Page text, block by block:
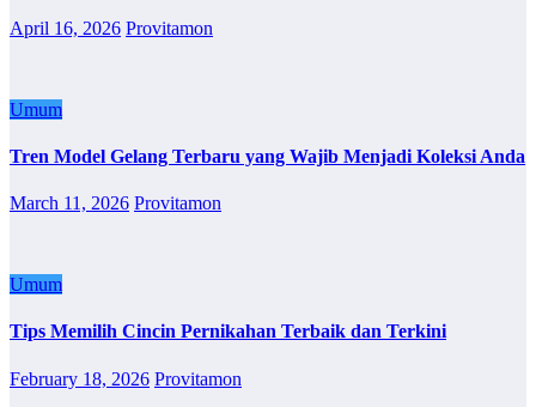
April 16, 2026 Provitamon
Umum
Tren Model Gelang Terbaru yang Wajib Menjadi Koleksi Anda
March 11, 2026 Provitamon
Umum
Tips Memilih Cincin Pernikahan Terbaik dan Terkini
February 18, 2026 Provitamon